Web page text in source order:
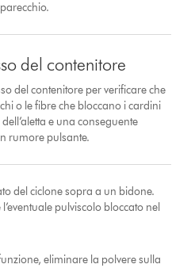
del contenitore
del contenitore per verificare che
o le fibre che bloccano i cardini
e una conseguente
rumore pulsante.
del ciclone sopra a un bidone.
pulviscolo bloccato nel
eliminare la polvere sulla